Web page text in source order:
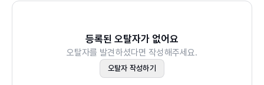
등록된 오탈자가 없어요
오탈자를 발견하셨다면 작성해주세요.
오탈자 작성하기